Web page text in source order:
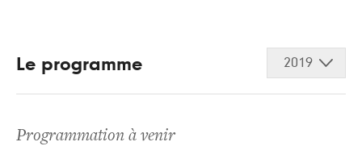
Le programme 2019
Programmation à venir